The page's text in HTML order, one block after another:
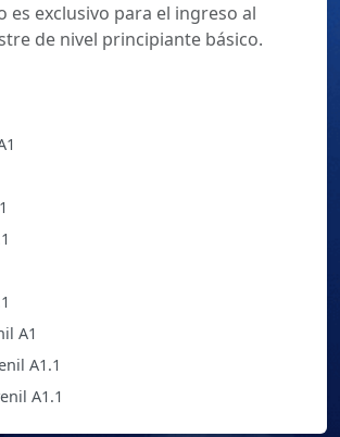
es exclusivo para el ingreso al
de nivel principiante básico.
A1
A1.1
A1.1